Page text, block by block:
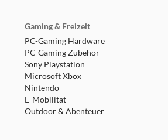
Gaming & Freizeit
PC-Gaming Hardware
PC-Gaming Zubehör
Sony Playstation
Microsoft Xbox
Nintendo
E-Mobilität
Outdoor & Abenteuer